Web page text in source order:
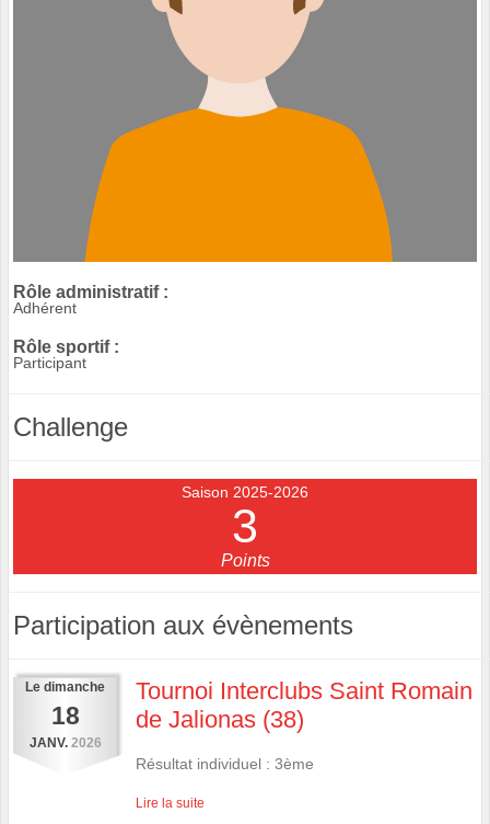
Rôle administratif :
Adhérent
Rôle sportif :
Participant
Challenge
Saison 2025-2026
3
Points
Participation aux évènements
Le dimanche
18
JANV. 2026
Tournoi Interclubs Saint Romain
de Jalionas (38)
Résultat individuel : 3ème
Lire la suite